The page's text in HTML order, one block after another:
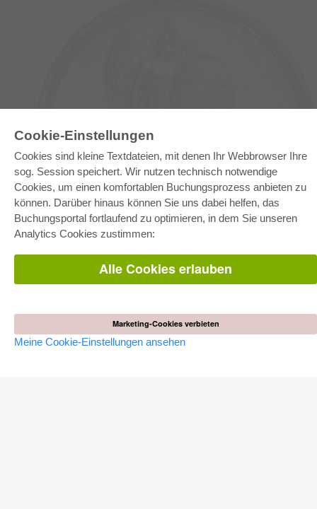
Cookie-Einstellungen
Cookies sind kleine Textdateien, mit denen Ihr Webbrowser Ihre
sog. Session speichert. Wir nutzen technisch notwendige
Cookies, um einen komfortablen Buchungsprozess anbieten zu
können. Darüber hinaus können Sie uns dabei helfen, das
Buchungsportal fortlaufend zu optimieren, in dem Sie unseren
Analytics Cookies zustimmen:
Alle Cookies erlauben
Marketing-Cookies verbieten
Meine Cookie-Einstellungen ansehen
E-COLLECTION
Gesamtpaket
Fachbereichspakete
Bereitstellung von E-Books
Häufig gestellte Fragen (FAQ)
Dissertation publizieren